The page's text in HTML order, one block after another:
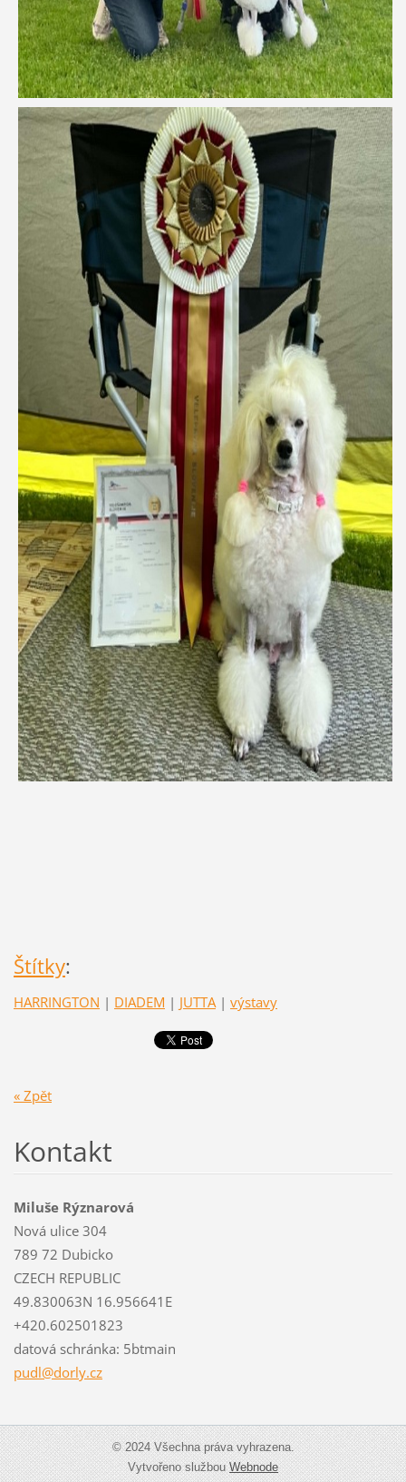
Štítky:
HARRINGTON | DIADEM | JUTTA | výstavy
« Zpět
Kontakt
Miluše Rýznarová
Nová ulice 304
789 72 Dubicko
CZECH REPUBLIC
49.830063N 16.956641E
+420.602501823
datová schránka: 5btmain
pudl@dorly.cz
© 2024 Všechna práva vyhrazena.
Vytvořeno službouWebnode